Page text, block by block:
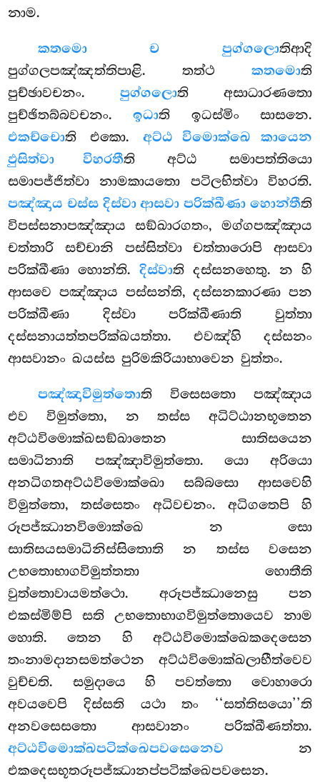
නාම.
කතමො ච පුග්ගලොතිආදි
පුග්ගලපඤ්ඤත්තිපාළි. තත්ථ කතමොති
පුච්ඡාවචනං. පුග්ගලොති අසාධාරණතො
පුච්ඡිතබ්බවචනං.ඉධාති ඉධස්මිං සාසනෙ.
එකච්චොති එකො. අට්ඨ විමොක්ඛෙ කායෙන
ඵුසිත්වා විහරතීති අට්ඨ සමාපත්තියො
සමාපජ්ජිත්වා නාමකායතො පටිලභිත්වා විහරති.
පඤ්ඤාය චස්ස දිස්වා ආසවා පරික්ඛීණා හොන්තීති
විපස්සනාපඤ්ඤාය සඞ්ඛාරගතං, මග්ගපඤ්ඤාය
චත්තාරි සච්චානි පස්සිත්වා චත්තාරොපි ආසවා
පරික්ඛීණා හොන්ති.දිස්වාති දස්සනහෙතු. න හි
ආසවෙ පඤ්ඤාය පස්සන්ති, දස්සනකාරණා පන
පරික්ඛීණා දිස්වා පරික්ඛීණාති වුත්තා
දස්සනායත්තපරික්ඛයත්තා. එවඤ්හි දස්සනං
ආසවානං ඛයස්ස පුරිමකිරියාභාවෙන වුත්තං.
පඤ්ඤාවිමුත්තොති විසෙසතො පඤ්ඤාය
එව විමුත්තො, න තස්ස අධිට්ඨානභූතෙන
අට්ඨවිමොක්ඛසඞ්ඛාතෙන සාතිසයෙන
සමාධිනාති පඤ්ඤාවිමුත්තො. යො අරියො
අනධිගතඅට්ඨවිමොක්ඛො සබ්බසො ආසවෙහි
විමුත්තො, තස්සෙතං අධිවචනං. අධිගතෙපි හි
රූපජ්ඣානවිමොක්ඛෙ න සො
සාතිසයසමාධිනිස්සිතොති න තස්ස වසෙන
උභතොභාගවිමුත්තතා හොතීති
වුත්තොවායමත්ථො. අරූපජ්ඣානෙසු පන
එකස්මිම්පි සති උභතොභාගවිමුත්තොයෙව නාම
හොති. තෙන හි අට්ඨවිමොක්ඛෙකදෙසෙන
තංනාමදානසමත්ථෙන අට්ඨවිමොක්ඛලාභීත්වෙව
වුච්චති. සමුදායෙ හි පවත්තො වොහාරො
අවයවෙපි දිස්සති යථා තං ‘‘සත්තිසයො’’ති
අනවසෙසතො ආසවානං පරික්ඛීණත්තා.
අට්ඨවිමොක්ඛපටික්ඛෙපවසෙනෙව න
එකදෙසභූතරූපජ්ඣානප්පටික්ඛෙපවසෙන.